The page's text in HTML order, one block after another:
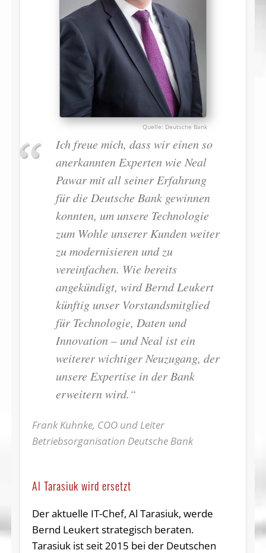
Deutsche Bank
Ich freue mich, dass wir einen so
anerkannten Experten wie Neal
Pawar mit all seiner Erfahrung
für die Deutsche Bank gewinnen
konnten, um unsere Technologie
zum Wohle unserer Kunden weiter
zu modernisieren und zu
vereinfachen. Wie bereits
angekündigt, wird Bernd Leukert
künftig unser Vorstandsmitglied
für Technologie, Daten und
Innovation – und Neal ist ein
weiterer wichtiger Neuzugang, der
unsere Expertise in der Bank
erweitern wird.“
Frank Kuhnke, COO und Leiter
Betriebsorganisation Deutsche Bank
Al Tarasiuk wird ersetzt
Der aktuelle IT-Chef, Al Tarasiuk, werde
Bernd Leukert strategisch beraten.
Tarasiuk ist seit 2015 bei der Deutschen